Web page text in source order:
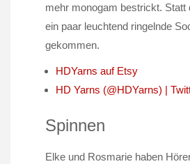
mehr monogam bestrickt. Statt
ein paar leuchtend ringelnde
gekommen.
HDYarns auf Etsy
HD Yarns (@HDYarns) |
Spinnen
Elke und Rosmarie haben